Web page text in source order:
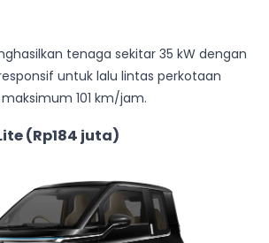
tenaga sekitar 35 kW dengan
untuk lalu lintas perkotaan
101 km/jam.
(Rp184 juta)